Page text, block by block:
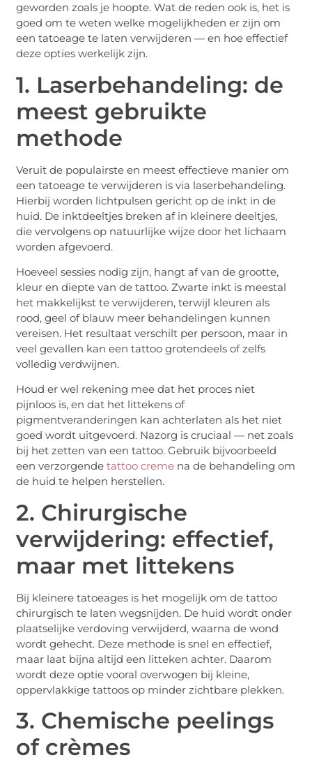
geworden zoals je hoopte. Wat de reden ook is, het is
goed om te weten welke mogelijkheden er zijn om
een tatoeage te laten verwijderen — en hoe effectief
deze opties werkelijk zijn.
1. Laserbehandeling: de
meest gebruikte
methode
Veruit de populairste en meest effectieve manier om
een tatoeage te verwijderen is via laserbehandeling.
Hierbij worden lichtpulsen gericht op de inkt in de
huid. De inktdeeltjes breken af in kleinere deeltjes,
die vervolgens op natuurlijke wijze door het lichaam
worden afgevoerd.
Hoeveel sessies nodig zijn, hangt af van de grootte,
kleur en diepte van de tattoo. Zwarte inkt is meestal
het makkelijkst te verwijderen, terwijl kleuren als
rood, geel of blauw meer behandelingen kunnen
vereisen. Het resultaat verschilt per persoon, maar in
veel gevallen kan een tattoo grotendeels of zelfs
volledig verdwijnen.
Houd er wel rekening mee dat het proces niet
pijnloos is, en dat het littekens of
pigmentveranderingen kan achterlaten als het niet
goed wordt uitgevoerd. Nazorg is cruciaal — net zoals
bij het zetten van een tattoo. Gebruik bijvoorbeeld
een verzorgendetattoo creme na de behandeling om
de huid te helpen herstellen.
2. Chirurgische
verwijdering: effectief,
maar met littekens
Bij kleinere tatoeages is het mogelijk om de tattoo
chirurgisch te laten wegsnijden. De huid wordt onder
plaatselijke verdoving verwijderd, waarna de wond
wordt gehecht. Deze methode is snel en effectief,
maar laat bijna altijd een litteken achter. Daarom
wordt deze optie vooral overwogen bij kleine,
oppervlakkige tattoos op minder zichtbare plekken.
3. Chemische peelings
of crèmes